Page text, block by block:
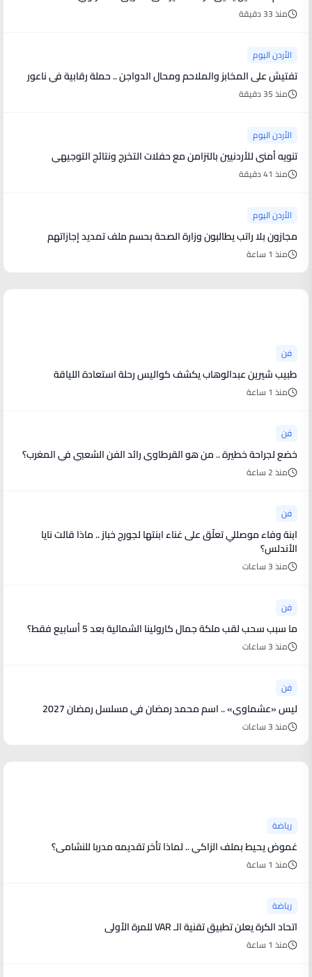
منذ 33 دقيقة
الأردن اليوم
تفتيش على المخابز والملاحم ومحال الدواجن .. حملة رقابية في ناعور
منذ 35 دقيقة
الأردن اليوم
تنويه أمني للأردنيين بالتزامن مع حفلات التخرج ونتائج التوجيهي
منذ 41 دقيقة
الأردن اليوم
مجازون بلا راتب يطالبون وزارة الصحة بحسم ملف تمديد إجازاتهم
منذ 1 ساعة
فن
طبيب شيرين عبدالوهاب يكشف كواليس رحلة استعادة اللياقة
منذ 1 ساعة
فن
خضع لجراحة خطيرة .. من هو القرطاوي رائد الفن الشعبي في المغرب؟
منذ 2 ساعة
فن
ابنة وفاء موصللي تعلّق على غناء ابنتها لجورج خباز .. ماذا قالت نايا
الأندلس؟
منذ 3 ساعات
فن
ما سبب سحب لقب ملكة جمال كارولينا الشمالية بعد 5 أسابيع فقط؟
منذ 3 ساعات
فن
ليس «عشماوي» .. اسم محمد رمضان في مسلسل رمضان 2027
منذ 3 ساعات
رياضة
غموض يحيط بملف الزاكي .. لماذا تأخر تقديمه مدربا للنشامى؟
منذ 1 ساعة
رياضة
اتحاد الكرة يعلن تطبيق تقنية الـ VAR للمرة الأولى
منذ 1 ساعة